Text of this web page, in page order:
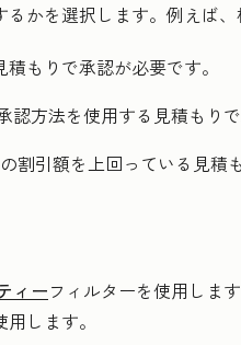
かを選択します。例えば
もりで承認が必要です。
認方法を使用する見積もり
割引額を上回っている見積
ィーフィルターを使用しま
します。